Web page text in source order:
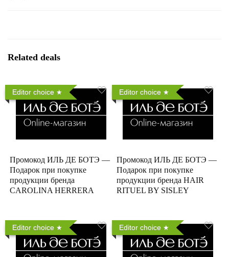
Related deals
Editor choice
Промокод ИЛЬ ДЕ БОТЭ —
Подарок при покупке
продукции бренда
CAROLINA HERRERA
Editor choice
Промокод ИЛЬ ДЕ БОТЭ —
Подарок при покупке
продукции бренда HAIR
RITUEL BY SISLEY
Editor choice Editor choice